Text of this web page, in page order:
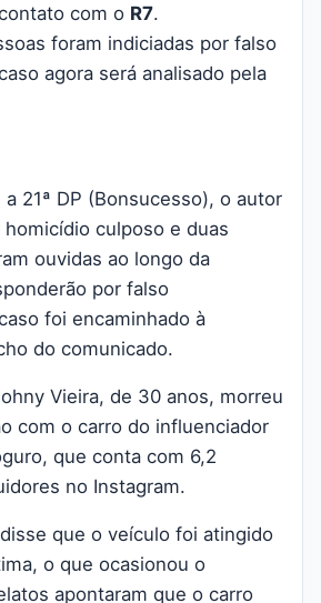
com o R7.
foram indiciadas por falso
agora será analisado pela
21ª DP (Bonsucesso), o autor
culposo e duas
ouvidas ao longo da
por falso
foi encaminhado à
do comunicado.
Vieira, de 30 anos, morreu
com o carro do influenciador
que conta com 6,2
no Instagram.
que o veículo foi atingido
o que ocasionou o
apontaram que o carro